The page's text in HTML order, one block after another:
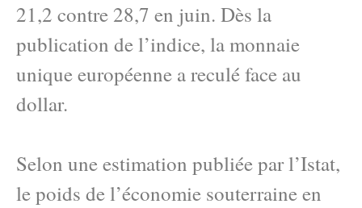
21,2 contre 28,7 en juin. Dès la
publication de l’indice, la monnaie
unique européenne a reculé face au
dollar.
Selon une estimation publiée par l’Istat,
le poids de l’économie souterraine en